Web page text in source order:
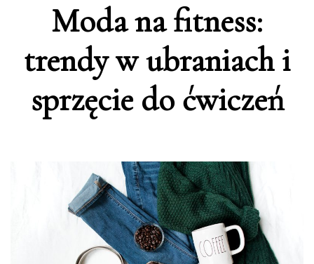
Moda na fitness:
trendy w ubraniach i
sprzęcie do ćwiczeń